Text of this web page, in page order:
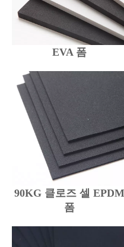
EVA 폼
90KG 클로즈 셀 EPDM
폼